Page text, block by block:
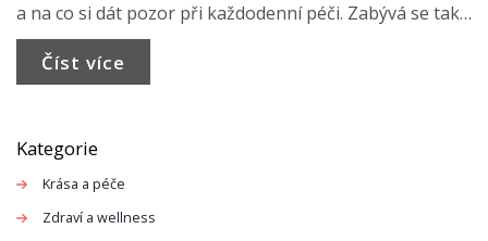
a na co si dát pozor při každodenní péči. Zabývá se také
účinnými domácími tipy i signály, kdy je lepší zajít za
dermatologem. Najdete tady tipy z praxe a odpovědi na
Číst více
Kategorie
Krása a péče
Zdraví a wellness